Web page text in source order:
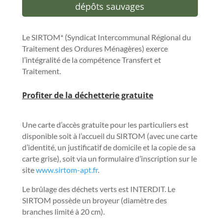
dépôts sauvages
Le SIRTOM* (Syndicat Intercommunal Régional du
Traitement des Ordures Ménagères) exerce
l’intégralité de la compétence Transfert et
Traitement.
Profiter de la déchetterie gratuite
Une carte d’accès gratuite pour les particuliers est
disponible soit à l’accueil du SIRTOM (avec une carte
d’identité, un justificatif de domicile et la copie de sa
carte grise), soit via un formulaire d’inscription sur le
sitewww.sirtom-apt.fr.
Le brûlage des déchets verts est INTERDIT. Le
SIRTOM possède un broyeur (diamètre des
branches limité à 20 cm).